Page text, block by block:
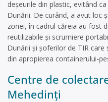
deșeurile din plastic, evitând
Dunării. De curând, a avut loc
zonei, în cadrul căreia au fost
reutilizabile și scrumiere
Dunării și șoferilor de TIR
din apropierea containerului-
Centre de
Mehedinți